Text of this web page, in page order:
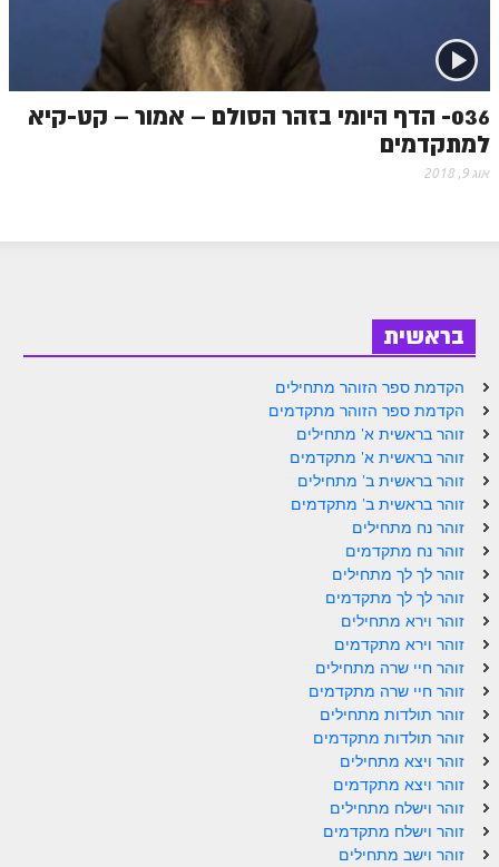
הזוהר הקדוש – קדושים למתחילים
הזוהר הקדוש – קדושים למתקדמים
ספר הזוהר אמור השקפה
זוהר בחוקותי למתחילים
זוהר הקדוש בחוקותי למתקדמים
ספר הזוהר – במדבר
זוהר במדבר מתחילים
זוהר במדבר מתקדמים
זוהר נשא למתחילים
זוהר נשא למתקדמים
זוהר בהעלותך למתחילים
זוהר בהעלותך למתקדמים
זוהר שלח לך למתחילים
זוהר שלח לך למתקדמים
זוהר קורח למתחילים
זוהר קורח למתקדמים
חוקת למתחילים
036- הדף היומי בזהר הסולם – אמור – קט-קיא
למתקדמים
אוג 9, 2018
בראשית
הקדמת ספר הזוהר מתחילים
הקדמת ספר הזוהר מתקדמים
זוהר בראשית א' מתחילים
זוהר בראשית א' מתקדמים
זוהר בראשית ב' מתחילים
זוהר בראשית ב' מתקדמים
זוהר נח מתחילים
זוהר נח מתקדמים
זוהר לך לך מתחילים
זוהר לך לך מתקדמים
זוהר וירא מתחילים
זוהר וירא מתקדמים
זוהר חיי שרה מתחילים
זוהר חיי שרה מתקדמים
זוהר תולדות מתחילים
זוהר תולדות מתקדמים
זוהר ויצא מתחילים
זוהר ויצא מתקדמים
זוהר וישלח מתחילים
זוהר וישלח מתקדמים
זוהר וישב מתחילים